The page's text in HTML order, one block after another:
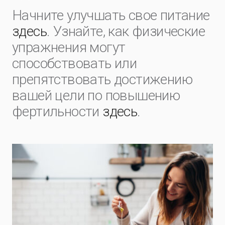
Начните улучшать свое питание
здесь. Узнайте, как физические
упражнения могут
способствовать или
препятствовать достижению
вашей цели по повышению
фертильности здесь.